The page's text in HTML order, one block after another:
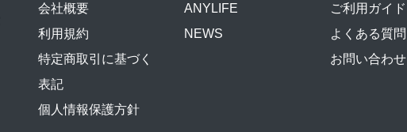
会社概要
利用規約
特定商取引に基づく
表記
個人情報保護方針
ANYLIFE
NEWS
ご利用ガイド
よくある質問
お問い合わせ